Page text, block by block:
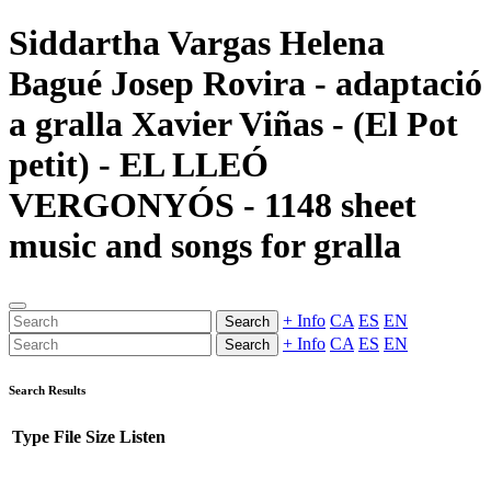
Siddartha Vargas Helena
Bagué Josep Rovira - adaptació
a gralla Xavier Viñas - (El Pot
petit) - EL LLEÓ
VERGONYÓS - 1148 sheet
music and songs for gralla
Search + Info CA ES EN
Search + Info CA ES EN
Search Results
Type File Size Listen